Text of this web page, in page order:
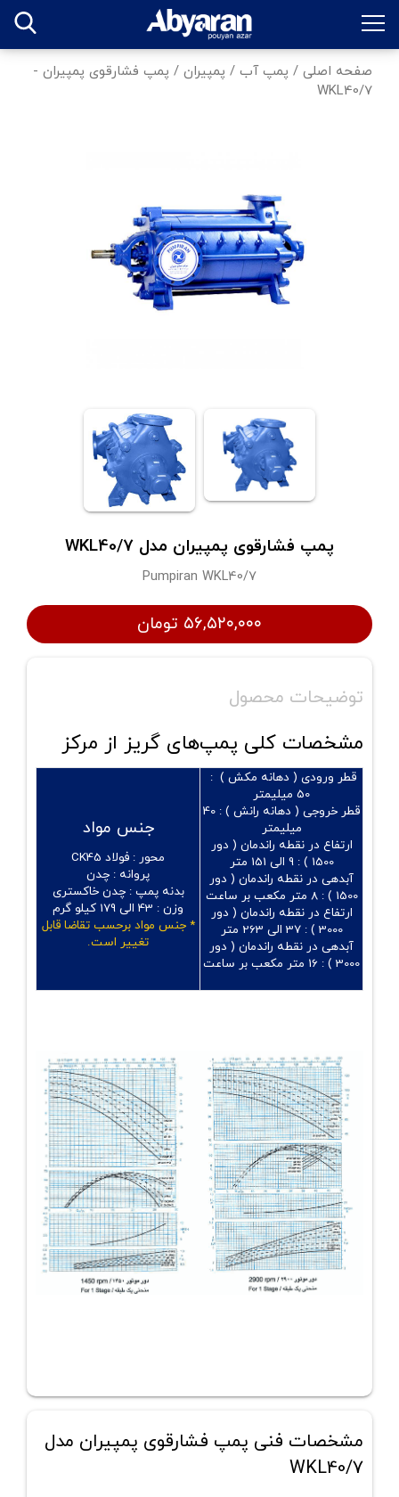
صفحه اصلی / پمپ آب / پمپیران / پمپ فشارقوی پمپیران -
WKL40/7
پمپ فشارقوی پمپیران مدل WKL40/7
Pumpiran WKL40/7
۵۶,۵۲۰,۰۰۰ تومان
توضیحات محصول
مشخصات کلی پمپ‌های گریز از مرکز
قطر ورودی ( دهانه مکش ) :
50 میلیمتر
قطر خروجی ( دهانه رانش ) : 40
میلیمتر
ارتفاع در نقطه راندمان ( دور
1500 ) :
9 الی 151 متر
آبدهی در نقطه راندمان ( دور
1500 ) :
8 متر مکعب بر ساعت
ارتفاع در نقطه راندمان ( دور
3000 ) :
37 الی 263 متر
آبدهی در نقطه راندمان ( دور
3000 ) :
16 متر مکعب بر ساعت
جنس مواد
محور : فولاد CK45
پروانه : چدن
بدنه پمپ :چدن خاکستری
وزن : 43 الی 179 کیلو گرم
* جنس مواد برحسب تقاضا قابل
تغییر است.
مشخصات فنی پمپ فشارقوی پمپیران مدل
WKL40/7